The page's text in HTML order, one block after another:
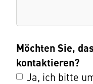
Möchten Sie,
kontaktieren?
Ja, ich bitte